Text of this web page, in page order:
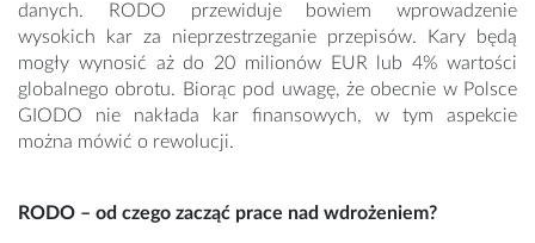
danych. RODO przewiduje bowiem wprowadzenie
wysokich kar za nieprzestrzeganie przepisów. Kary będą
mogły wynosić aż do 20 milionów EUR lub 4% wartości
globalnego obrotu. Biorąc pod uwagę, że obecnie w Polsce
GIODO nie nakłada kar finansowych, w tym aspekcie
można mówić o rewolucji.
RODO – od czego zacząć prace nad wdrożeniem?